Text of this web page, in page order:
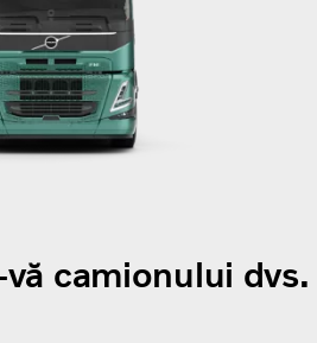
camionului dvs.